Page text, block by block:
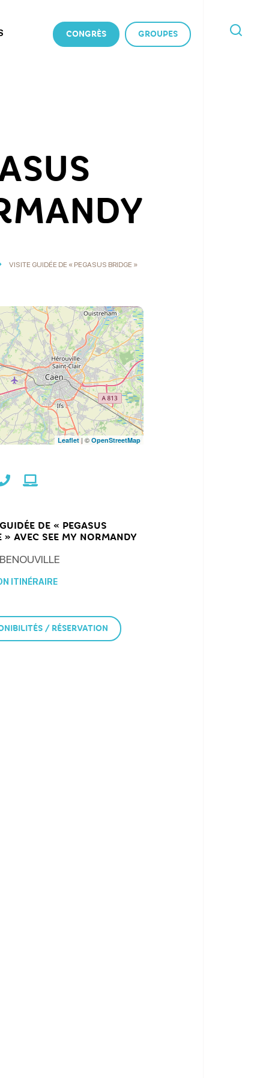
CONGRÈS GROUPES
VISITE GUIDÉE DE « PEGASUS BRIDGE »
Leaflet| ©OpenStreetMap
DE « PEGASUS
» AVEC SEE MY NORMANDY
BENOUVILLE
ITINÉRAIRE
/ RÉSERVATION